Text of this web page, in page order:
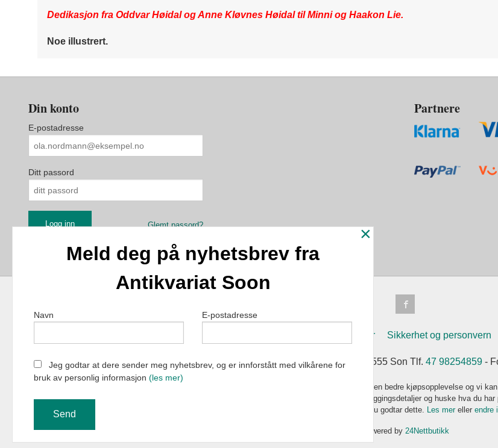
Dedikasjon fra Oddvar Høidal og Anne Kløvnes Høidal til Minni og Haakon Lie.
Noe illustrert.
Din konto
E-postadresse
Ditt passord
Glemt passord?
Partnere
Kjøpsbetingelser Sikkerhet og personvern
Antikvariat Soon Soleifaret 12 1555 Son 1555 Son Tlf. 47 98254859-
Vår nettbutikk bruker cookies slik at du får en bedre kjøpsopplevelse og vi
bruker cookies hovedsaklig til å lagre innloggingsdetaljer og huske hva du
Fortsett å bruke siden som normalt om du godtar dette. Les mer eller endre
Powered by 24Nettbutikk
×
Meld deg på nyhetsbrev fra
Antikvariat Soon
Navn E-postadresse
Jeg godtar at dere sender meg nyhetsbrev, og er innforstått med vilkårene for
bruk av personlig informasjon (les mer)